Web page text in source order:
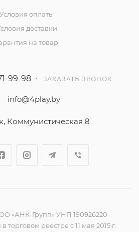
Условия оплаты
доставки
на товар
99-98 ЗАКАЗАТЬ ЗВОНОК
info@4play.by
Коммунистическая 8
«АНК-Групп» УНП 190926220
торговом реестре с 11 мая 2015 г.